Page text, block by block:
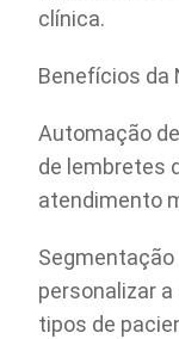
clínica.
Benefícios da
Automação
de lembretes
atendimento
Segmentação
personalizar
tipos de